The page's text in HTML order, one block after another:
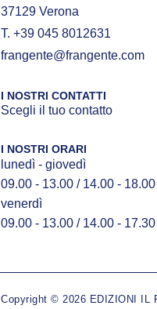
37129 Verona
T. +39 045 8012631
frangente@frangente.com
I NOSTRI CONTATTI
Scegli il tuo contatto
I NOSTRI ORARI
lunedì - giovedì
09.00 - 13.00 / 14.00 - 18.00
venerdì
09.00 - 13.00 / 14.00 - 17.30
Copyright © 2026 EDIZIONI IL